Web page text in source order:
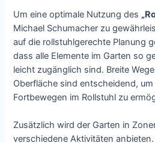
Um eine optimale Nutzung des
Michael Schumacher zu
auf die rollstuhlgerechte Planung
dass alle Elemente im Garten so
leicht zugänglich sind. Breite
Oberfläche sind entscheidend,
Fortbewegen im Rollstuhl zu
Zusätzlich wird der Garten in
verschiedene Aktivitäten